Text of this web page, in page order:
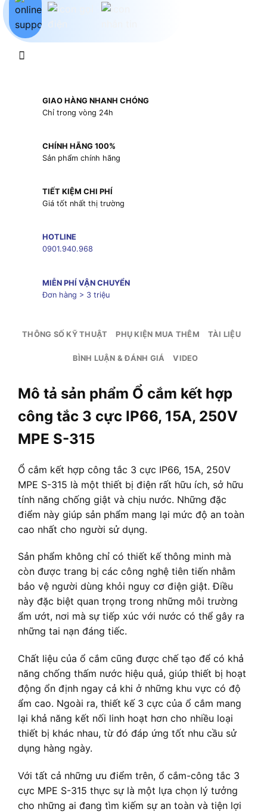
GIAO HÀNG NHANH CHÓNG
Chỉ trong vòng 24h
CHÍNH HÃNG 100%
Sản phẩm chính hãng
TIẾT KIỆM CHI PHÍ
Giá tốt nhất thị trường
HOTLINE
0901.940.968
MIỄN PHÍ VẬN CHUYỂN
Đơn hàng > 3 triệu
THÔNG SỐ KỸ THUẬT PHỤ KIỆN MUA THÊM TÀI LIỆU
BÌNH LUẬN & ĐÁNH GIÁ VIDEO
Mô tả sản phẩm Ổ cắm kết hợp
công tắc 3 cực IP66, 15A, 250V
MPE S-315
Ổ cắm kết hợp công tắc 3 cực IP66, 15A, 250V
MPE S-315 là một thiết bị điện rất hữu ích, sở hữu
tính năng chống giật và chịu nước. Những đặc
điểm này giúp sản phẩm mang lại mức độ an toàn
cao nhất cho người sử dụng.
Sản phẩm không chỉ có thiết kế thông minh mà
còn được trang bị các công nghệ tiên tiến nhằm
bảo vệ người dùng khỏi nguy cơ điện giật. Điều
này đặc biệt quan trọng trong những môi trường
ẩm ướt, nơi mà sự tiếp xúc với nước có thể gây ra
những tai nạn đáng tiếc.
Chất liệu của ổ cắm cũng được chế tạo để có khả
năng chống thấm nước hiệu quả, giúp thiết bị hoạt
động ổn định ngay cả khi ở những khu vực có độ
ẩm cao. Ngoài ra, thiết kế 3 cực của ổ cắm mang
lại khả năng kết nối linh hoạt hơn cho nhiều loại
thiết bị khác nhau, từ đó đáp ứng tốt nhu cầu sử
dụng hàng ngày.
Với tất cả những ưu điểm trên, ổ cắm-công tắc 3
cực MPE S-315 thực sự là một lựa chọn lý tưởng
cho những ai đang tìm kiếm sự an toàn và tiện lợi